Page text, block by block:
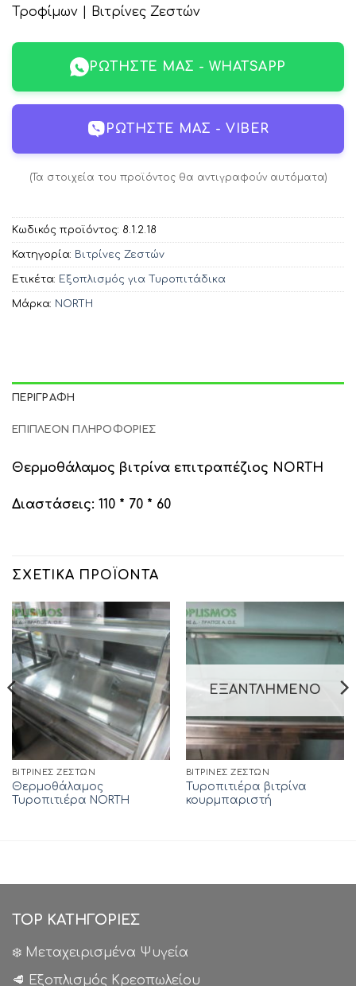
Τροφίμων | Βιτρίνες Ζεστών
ΡΩΤΉΣΤΕ ΜΑΣ - WHATSAPP
ΡΩΤΉΣΤΕ ΜΑΣ - VIBER
(Τα στοιχεία του προϊόντος θα αντιγραφούν αυτόματα)
Κωδικός προϊόντος: 8.1.2.18
Κατηγορία: Βιτρίνες Ζεστών
Ετικέτα: Εξοπλισμός για Τυροπιτάδικα
Μάρκα: NORTH
ΠΕΡΙΓΡΑΦΉ
ΕΠΙΠΛΈΟΝ ΠΛΗΡΟΦΟΡΊΕΣ
Θερμοθάλαμος βιτρίνα επιτραπέζιος NORTH
Διαστάσεις: 110 * 70 * 60
ΣΧΕΤΙΚΆ ΠΡΟΪΌΝΤΑ
ΒΙΤΡΊΝΕΣ ΖΕΣΤΏΝ
Θερμοθάλαμος
Τυροπιτιέρα NORTH
ΕΞΑΝΤΛΗΜΈΝΟ
ΒΙΤΡΊΝΕΣ ΖΕΣΤΏΝ
Τυροπιτιέρα βιτρίνα
κουρμπαριστή
TOP ΚΑΤΗΓΟΡΙΕΣ
❄️ Μεταχειρισμένα Ψυγεία
🥩 Εξοπλισμός Κρεοπωλείου